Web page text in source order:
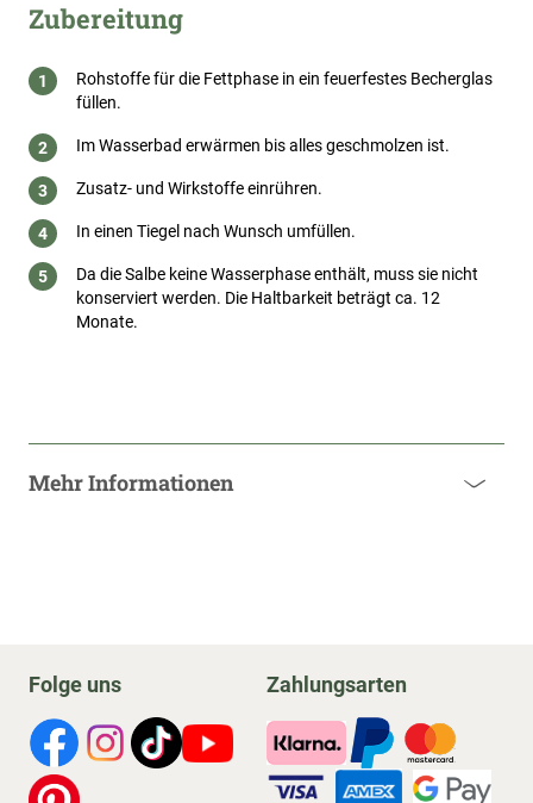
Zubereitung
Rohstoffe für die Fettphase in ein feuerfestes Becherglas
füllen.
Im Wasserbad erwärmen bis alles geschmolzen ist.
Zusatz- und Wirkstoffe einrühren.
In einen Tiegel nach Wunsch umfüllen.
Da die Salbe keine Wasserphase enthält, muss sie nicht
konserviert werden. Die Haltbarkeit beträgt ca. 12
Monate.
Mehr Informationen
Folge uns Zahlungsarten